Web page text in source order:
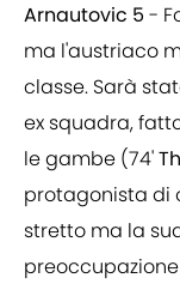
Arnautovic 5 -
ma l'austriaco
classe. Sarà
ex squadra,
le gambe (74'
protagonista di
stretto ma la